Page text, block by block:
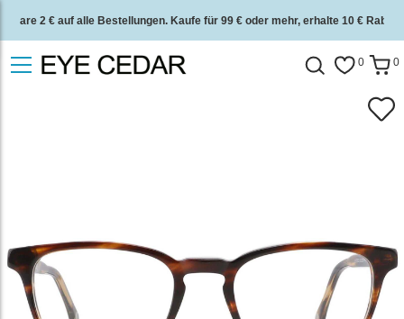
Spare 2 € auf alle Bestellungen. Kaufe für 99 € oder mehr, erhalte 10 € Rabatt.
2 Jahre Qualitätsgarantie und 30 Tage Geld-zurück-Garantie. 0 0